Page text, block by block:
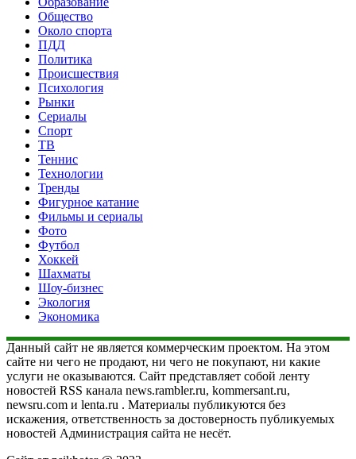
Общество
Около спорта
ПДД
Политика
Происшествия
Психология
Рынки
Сериалы
Спорт
ТВ
Теннис
Технологии
Тренды
Фигурное катание
Фильмы и сериалы
Фото
Футбол
Хоккей
Шахматы
Шоу-бизнес
Экология
Экономика
Данный сайт не является коммерческим проектом. На этом
сайте ни чего не продают, ни чего не покупают, ни какие
услуги не оказываются. Сайт представляет собой ленту
новостей RSS канала news.rambler.ru, kommersant.ru,
newsru.com и lenta.ru . Материалы публикуются без
искажения, ответственность за достоверность публикуемых
новостей Администрация сайта не несёт.